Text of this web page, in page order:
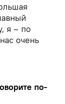
я – по
очень
по-